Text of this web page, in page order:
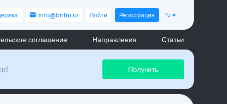
info@bitfm.io Войти Регистрация ru
соглашение Направления Статьи